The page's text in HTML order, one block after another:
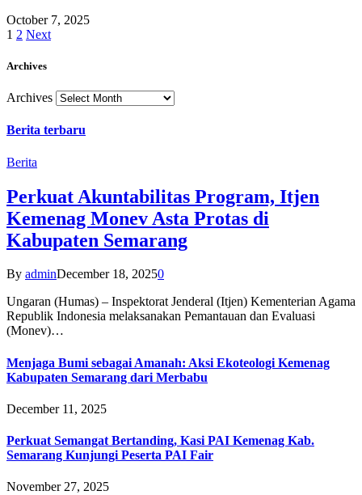
October 7, 2025
1 2 Next
Archives
Archives
Berita terbaru
Berita
Perkuat Akuntabilitas Program, Itjen
Kemenag Monev Asta Protas di
Kabupaten Semarang
By adminDecember 18, 20250
Ungaran (Humas) – Inspektorat Jenderal (Itjen) Kementerian Agama
Republik Indonesia melaksanakan Pemantauan dan Evaluasi
(Monev)…
Menjaga Bumi sebagai Amanah: Aksi Ekoteologi Kemenag
Kabupaten Semarang dari Merbabu
December 11, 2025
Perkuat Semangat Bertanding, Kasi PAI Kemenag Kab.
Semarang Kunjungi Peserta PAI Fair
November 27, 2025